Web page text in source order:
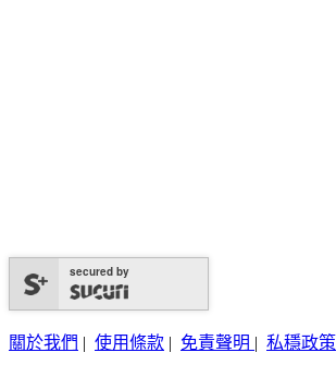
secured by
關於我們 | 使用條款 | 免責聲明 | 私穩政策